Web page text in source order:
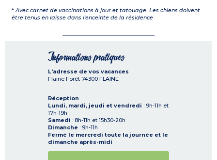
*Avec carnet de vaccinations à jour et tatouage. Les chiens doivent
être tenus en laisse dans l'enceinte de la résidence
Informations pratiques
L'adresse de vos vacances
Flaine Forêt 74300 FLAINE
Réception
Lundi, mardi, jeudi et vendredi : 9h-11h et
17h-19h
Samedi : 8h-11h et 15h30-20h
Dimanche : 9h-11h
Fermé le mercredi toute la journée et le
dimanche après-midi